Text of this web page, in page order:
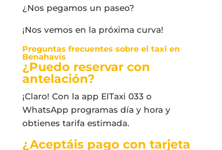
¿Nos pegamos un paseo?
¡Nos vemos en la próxima curva!
Preguntas frecuentes sobre el taxi en
Benahavís
¿Puedo reservar con
antelación?
¡Claro! Con la app ElTaxi 033 o
WhatsApp programas día y hora y
obtienes tarifa estimada.
¿Aceptáis pago con tarjeta